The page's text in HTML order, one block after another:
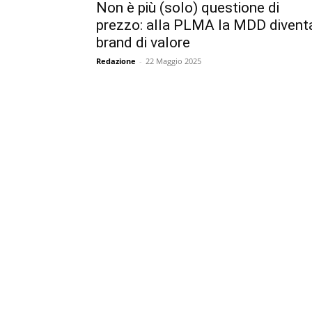
Non è più (solo) questione di
prezzo: alla PLMA la MDD
brand di valore
Redazione - 22 Maggio 2025